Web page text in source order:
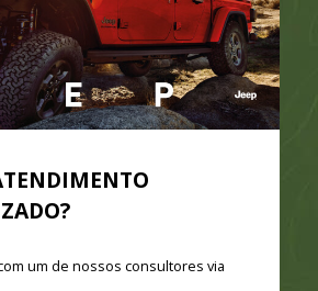
um de nossos consultores via